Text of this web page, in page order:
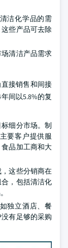
洁化学品的需
些产品可去除
清洁产品需求
接销售和间接
间以5.8%的复
细分市场。制
要客户提供服
品加工商和大
这些分销商在
，包括清洁化
独立酒店、餐
有足够的采购